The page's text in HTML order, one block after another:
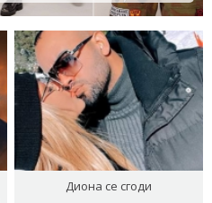
Диона се сгоди